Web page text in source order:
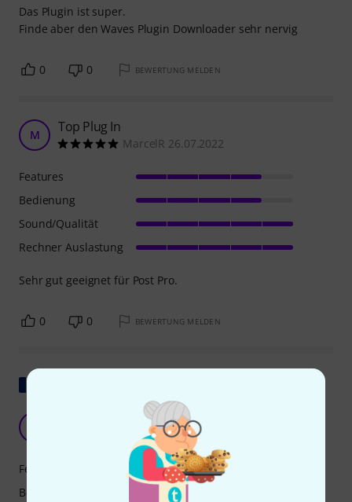
Das Plugin ist super.
Finde aber den Waves Plugin Downloader sehr nervig
0 0 BEWERTUNG MELDEN
M Top Plug In
MarcelR 26.07.2022
Sehr gut geeignet für Post Pro.
Features
Bedienung
Sound/Qualität
Rechner Auslastung
0 0 BEWERTUNG MELDEN
interessantes Plugin
Jack P 16.11.2017
Features
Bedienung